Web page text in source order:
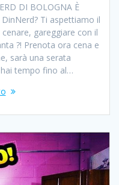
DI BOLOGNA È
Ti aspettiamo il
gareggiare con il
?! Prenota ora cena e
sarà una serata
tempo fino al…